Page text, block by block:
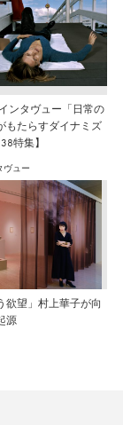
ンタヴュー「日常の
もたらすダイナミズ
特集】
ヴュー
欲望」村上華子が向
源